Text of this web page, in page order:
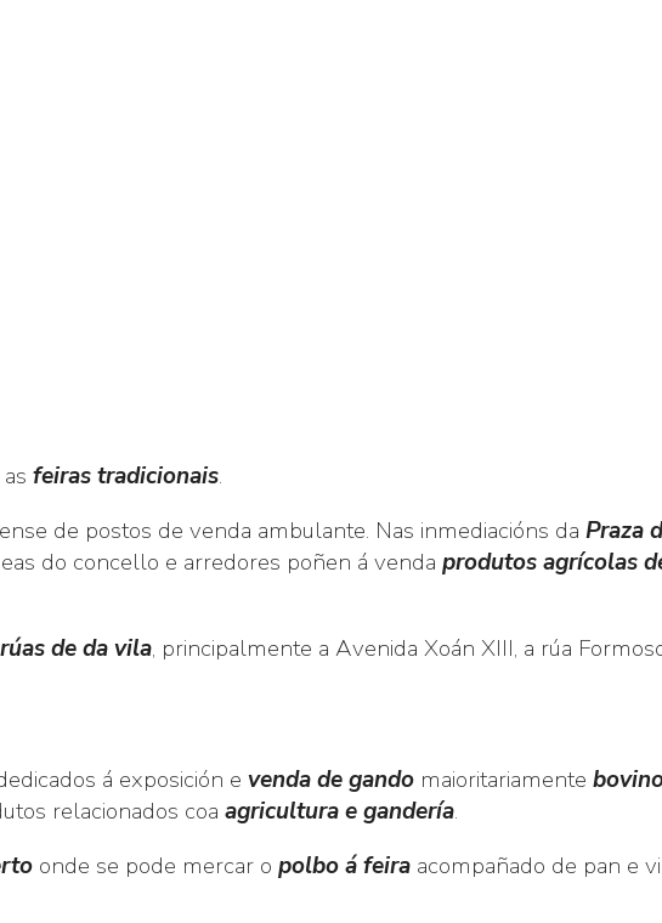
feiras tradicionais.
de postos de venda ambulante. Nas inmediacións da Praza
do concello e arredores poñen á venda produtos agrícolas
de da vila, principalmente a Avenida Xoán XIII, a rúa
á exposición e venda de gando maioritariamente
relacionados coa agricultura e gandería.
onde se pode mercar o polbo á feira acompañado de pan e